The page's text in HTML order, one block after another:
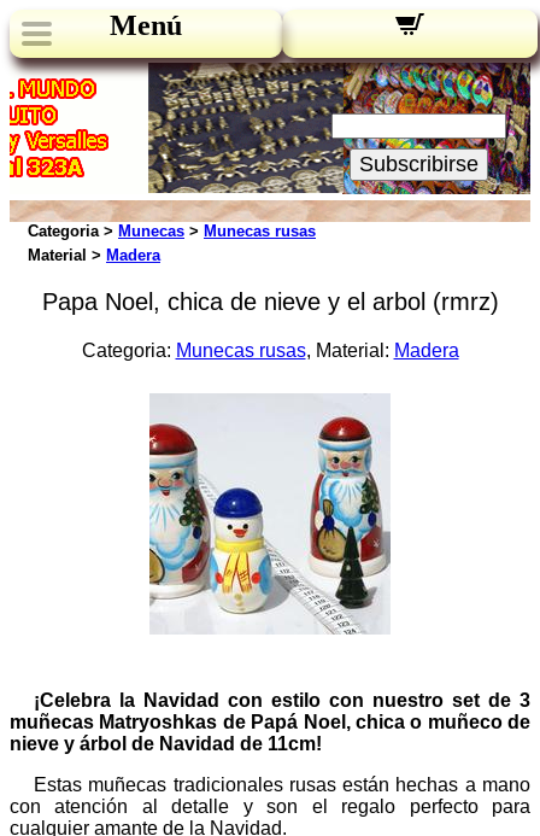
Menú
Novedades:
Su Email:
Subscribirse
Categoria > Munecas > Munecas rusas
Material > Madera
Papa Noel, chica de nieve y el arbol (rmrz)
Categoria: Munecas rusas, Material: Madera
¡Celebra la Navidad con estilo con nuestro set de 3
muñecas Matryoshkas de Papá Noel, chica o muñeco de
nieve y árbol de Navidad de 11cm!
Estas muñecas tradicionales rusas están hechas a mano
con atención al detalle y son el regalo perfecto para
cualquier amante de la Navidad.